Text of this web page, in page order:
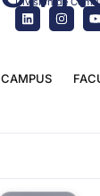
CAMPUS